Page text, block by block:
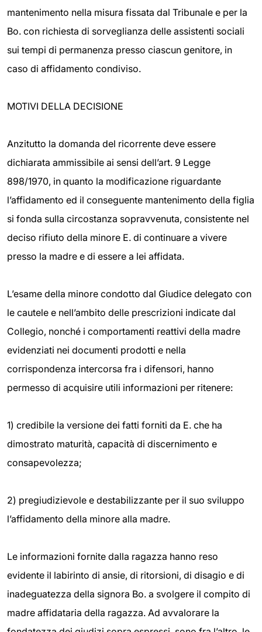
mantenimento nella misura fissata dal Tribunale e per la
Bo. con richiesta di sorveglianza delle assistenti sociali
sui tempi di permanenza presso ciascun genitore, in
caso di affidamento condiviso.
MOTIVI DELLA DECISIONE
Anzitutto la domanda del ricorrente deve essere
dichiarata ammissibile ai sensi dell’art. 9 Legge
898/1970, in quanto la modificazione riguardante
l’affidamento ed il conseguente mantenimento della figlia
si fonda sulla circostanza sopravvenuta, consistente nel
deciso rifiuto della minore E. di continuare a vivere
presso la madre e di essere a lei affidata.
L’esame della minore condotto dal Giudice delegato con
le cautele e nell’ambito delle prescrizioni indicate dal
Collegio, nonché i comportamenti reattivi della madre
evidenziati nei documenti prodotti e nella
corrispondenza intercorsa fra i difensori, hanno
permesso di acquisire utili informazioni per ritenere:
1) credibile la versione dei fatti forniti da E. che ha
dimostrato maturità, capacità di discernimento e
consapevolezza;
2) pregiudizievole e destabilizzante per il suo sviluppo
l’affidamento della minore alla madre.
Le informazioni fornite dalla ragazza hanno reso
evidente il labirinto di ansie, di ritorsioni, di disagio e di
inadeguatezza della signora Bo. a svolgere il compito di
madre affidataria della ragazza. Ad avvalorare la